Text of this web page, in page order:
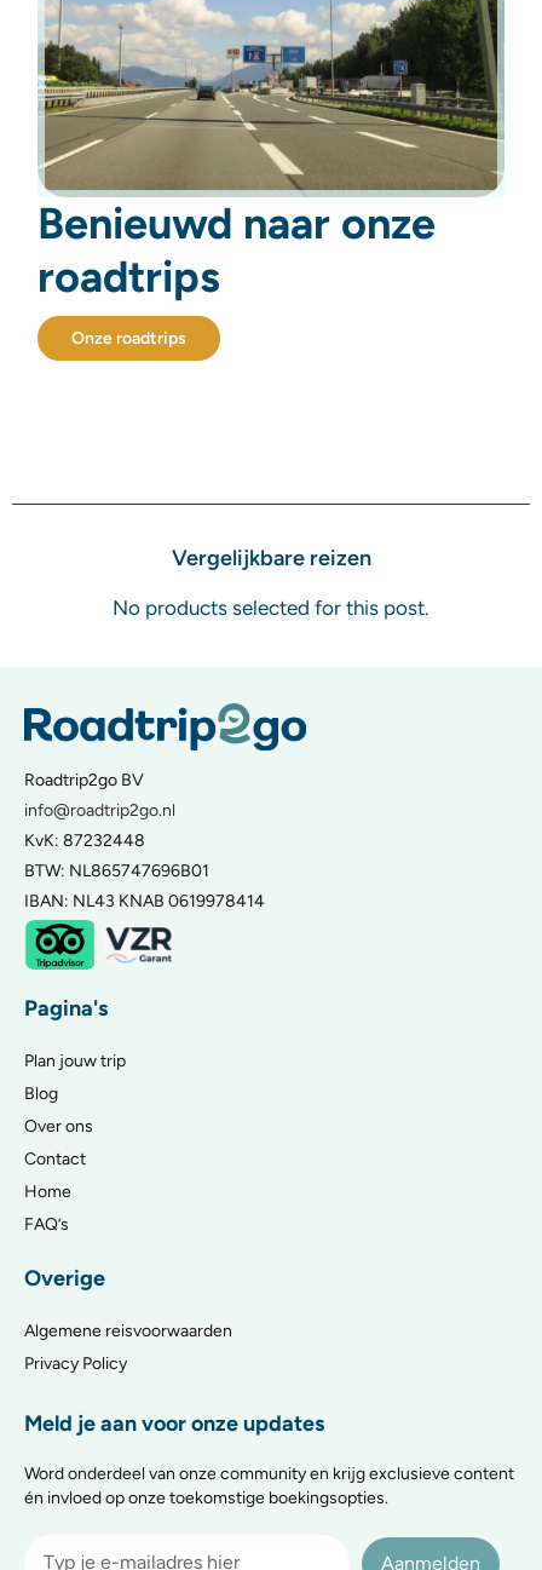
Benieuwd naar onze
roadtrips
Onze roadtrips
Vergelijkbare reizen
No products selected for this post.
Roadtrip2go BV
info@roadtrip2go.nl
KvK: 87232448
BTW: NL865747696B01
IBAN: NL43 KNAB 0619978414
Pagina's
Plan jouw trip
Blog
Over ons
Contact
Home
FAQ’s
Overige
Algemene reisvoorwaarden
Privacy Policy
Meld je aan voor onze updates
Word onderdeel van onze community en krijg exclusieve content
én invloed op onze toekomstige boekingsopties.
Aanmelden